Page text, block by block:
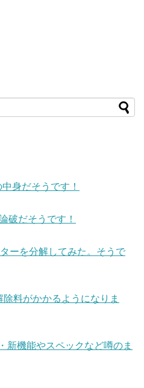
身だそうです！
破だそうです！
ーを分解してみた。そうで
料がかかるようになりま
新機能やスペックなど噂のま